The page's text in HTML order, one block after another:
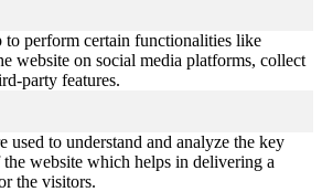
to perform certain functionalities like
website on social media platforms, collect
party features.
used to understand and analyze the key
website which helps in delivering a
the visitors.